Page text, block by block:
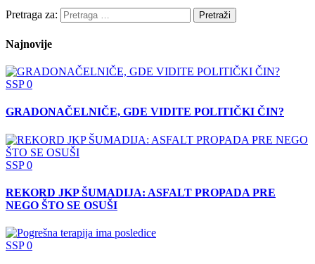
Pretraga za:
Najnovije
SSP0
GRADONAČELNIČE, GDE VIDITE POLITIČKI ČIN?
SSP0
REKORD JKP ŠUMADIJA: ASFALT PROPADA PRE
NEGO ŠTO SE OSUŠI
SSP0